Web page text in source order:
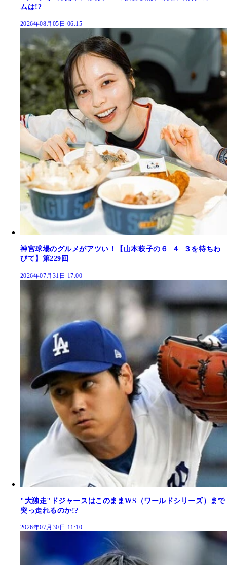
ムは!?
2026年08月05日 06:15
神宮球場のグルメがアツい！【山本萩子の６−４−３を待ちわ
びて】第229回
2026年07月31日 17:00
"大独走"ドジャースはこのままWS（ワールドシリーズ）まで
突っ走れるのか!?
2026年07月30日 11:10